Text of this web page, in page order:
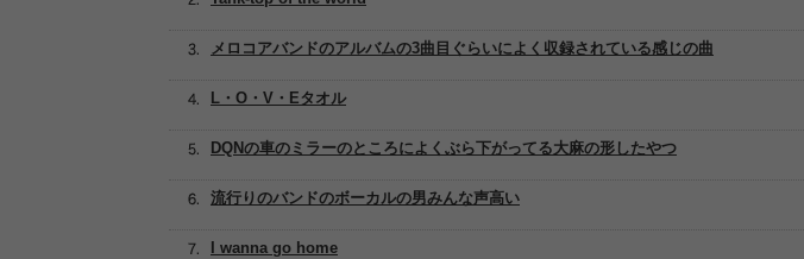
L・O・V・Eタオル
メロコアバンドのアルバムの3曲目ぐらいによく収録されている感じの曲
DQNの車のミラーのところによくぶら下がってる大麻の形したやつ
I wanna go home
流行りのバンドのボーカルの男みんな声高い